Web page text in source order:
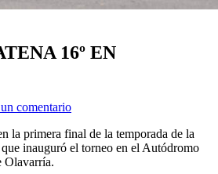
16º EN
comentario
la primera final de la temporada de la
inauguró el torneo en el Autódromo
Olavarría.